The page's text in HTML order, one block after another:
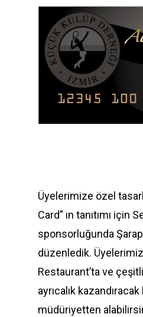
Üyelerimize özel
Card” ın tanıtımı için
sponsorluğunda
düzenledik.
Restaurant’ta ve
ayrıcalık kazandıracak
müdüriyetten